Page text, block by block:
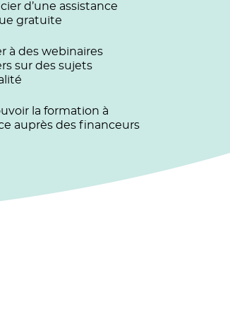
d’une assistance
gratuite
à des webinaires
sur des sujets
la formation à
auprès des financeurs